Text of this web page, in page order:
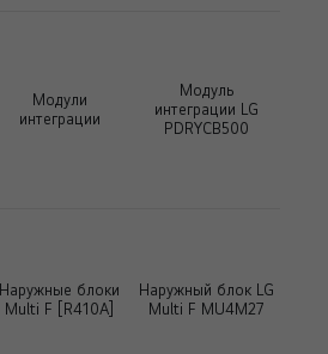
Модули
интеграции
Модуль
интеграции LG
PDRYCB500
Наружные блоки
Multi F [R410А]
Наружный блок LG
Multi F MU4M27